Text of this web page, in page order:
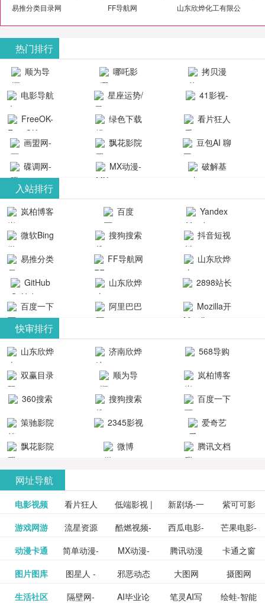
易推分类目录网 FF导航网
山东欣烨化工有限公
热门排行
顺为导
航-办公运营
哪吒影
院-哪吒影院
提供最新、
最全的高清
电影、电视
剧、动漫和
综艺节目免
费观看。平
台内容丰
富，更新快
速，支持在
线观看，满
足各类影迷
需求，提供
无广告、高
清流畅的观
影体验。
拷贝漫
画-官网
动漫综合
电影导航
- 免费看电影
就来这！ | 快
导航网-免费
看电影就来
这！收录大
量免费看电
影网站！
星座运势/
最星座/美国
神婆星座网
41影视-
聚合最近好
看的电视剧
最新电影网
站-41影视为
成全短剧电
视剧、电视
剧大全、好
看的电视
剧、最新的
电影在线观
看，神马影
最新好看的
剧片、爱情
片、搞笑片
等全新电
影，是影
FreeOK-
FreeOK影视
官网-最新影
视资源|追剧
也很卷
绿色下载
吧
看片狂人
- 高清视频资
源免费在线
观看
画盟网-
画师联盟官
网
_huashilm.com_
动漫综合
飘花影院
网
豆包AI 聊
天智能对话
网页版入口
碟调网-
碟调网为您
提供最新电
视剧和2025
年最新电影
的在线观
看，快来碟
调电影网在
线观看最新
热门影视作
MX动漫-
漫免费在线
观看
破解基
整合当前互
联网最新最
全最优质的
软件免费下
载、资源免
费共享、技
术教程学习
台！整合破
合破解游
戏、整合安
卓破解软件
分享与下
载！旨在打
件共享站、
资源
入站排行
岚柏博客 百度
Yandex
搜索
微软Bing
搜狗搜索
引擎
抖音短视
频
易推分类
目录网
FF导航网
山东欣烨
化工有限公
GitHub
山东欣烨
生物科技有
2898站长
资源平台
百度一下
阿里巴巴
Mozilla开
快审排行
山东欣烨
生物科技有
济南欣烨
科技有限公
568导购
网
双赢目录
顺为导
航-办公运营
岚柏博客
360搜索
搜狗搜索
百度一下
策驰影院
2345影视
大全
爱奇艺
VIP会员
飘花影院
微博 腾讯文档
网址导航
电影视频 看片狂人 低端影视 |
免费高清
在线电影
新剧场-一
个网盘资
源分享小
紫可可影
视-紫可可,
免费提供
泡剧网_最
新电视剧
免费在线
更多>>
游戏网游 流星资源
网-流星蝴
蝶剑官网
酷燃视频-
致力于打
造中国领
西瓜电影-
西瓜视频
网站电影
芒果电影-
芒果TV网
站电影频
豆瓣电影-
豆瓣电影
更多>>
动漫卡通 简单动漫-
日本动画
MX动漫-
最新最全
腾讯动漫
频道
卡通之窗
三毛漫画
网
更多>>
图片图库 图星人 -
设计图片
邪恶动态
图片大全
大图网
摄图网
图行天下
更多>>
生活社区 隔壁网- AI毕业论 笔灵AI写 绘蛙-智能